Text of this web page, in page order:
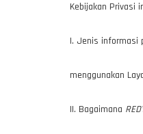
Kebijakan Privasi
I. Jenis informasi
menggunakan
II. Bagaimana